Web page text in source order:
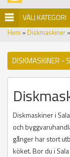
VÄLJ KATEGORI
Hem » Diskmaskiner
DISKMASKINER -
Diskmaskiner i
och
gånger har stort
köket. Bor du i